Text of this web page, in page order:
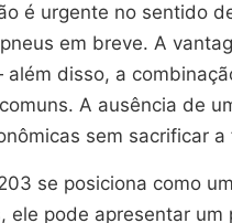
é urgente no sentido
em breve. A
disso, a
A ausência de
sem sacrificar
se posiciona como
pode apresentar